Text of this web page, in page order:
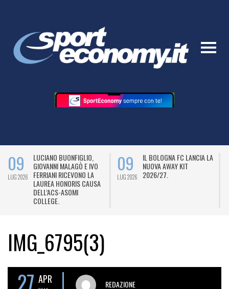
09
LUG 2026
LUCIANO BUONFIGLIO,
GIOVANNI MALAGÒ E IVO
FERRIANI RICEVONO LA
LAUREA HONORIS CAUSA
DELL’ACS-ASOMI
COLLEGE.
09
LUG 2026
IL BOLOGNA FC LANCIA LA
NUOVA AWAY KIT
2026/27.
IMG_6795(3)
27 APR REDAZIONE